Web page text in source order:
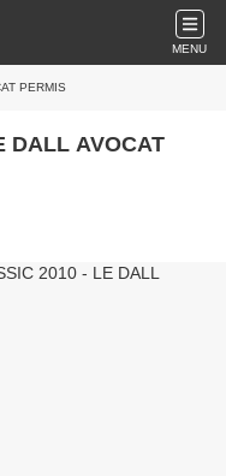
MENU
PERMIS
DALL AVOCAT